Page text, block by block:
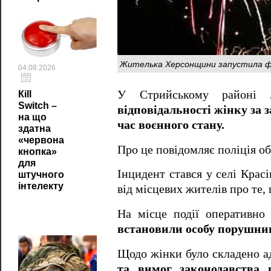
04.08.2026
Кill
Switch –
на що
здатна
«червона
кнопка»
для
штучного
інтелекту
Жителька Херсонщини запустила
У Стрийському районі
відповідальності жінку
час воєнного стану.
Про це повідомляє поліція
Інцидент стався у селі
від місцевих жителів про
На місце події
встановили особу
Щодо жінки було складено